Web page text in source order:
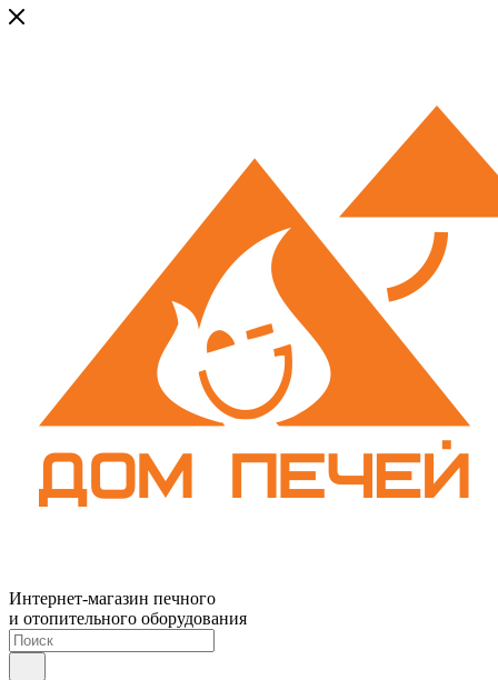
Интернет-магазин печного
и отопительного оборудования